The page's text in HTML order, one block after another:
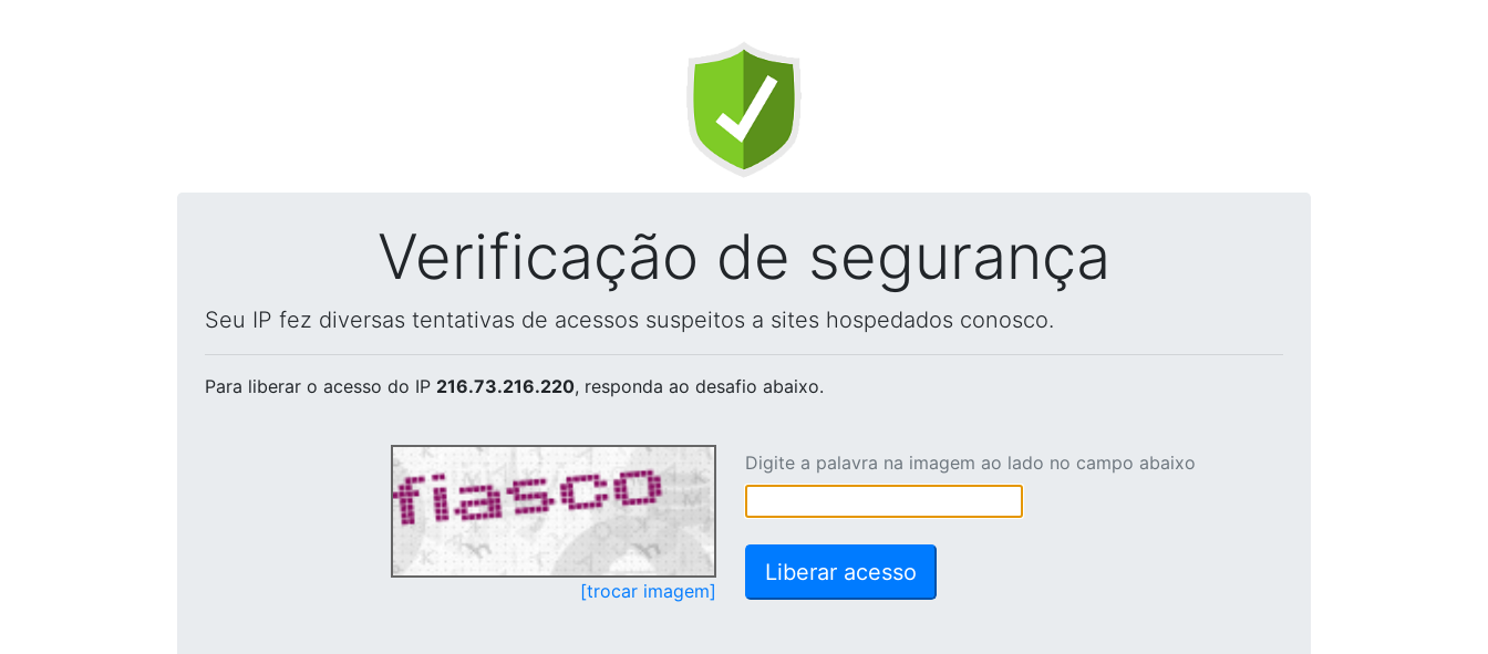
Verificação de segurança
Seu IP fez diversas tentativas de acessos suspeitos a sites hospedados conosco.
Para liberar o acesso do IP 216.73.216.220, responda ao desafio abaixo.
[trocar imagem]
Digite a palavra na imagem ao lado no campo abaixo